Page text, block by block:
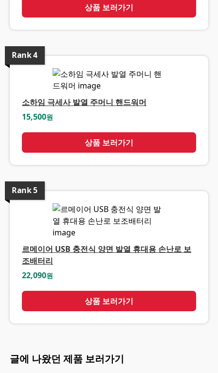
상품 보러가기
Rank4
소하임 극세사 발열 주머니 핸드워머
15,500원
상품 보러가기
Rank5
르메이어 USB 충전식 양면 발열 휴대용 손난로 보
조배터리
22,090원
상품 보러가기
글에 나왔던 제품 보러가기